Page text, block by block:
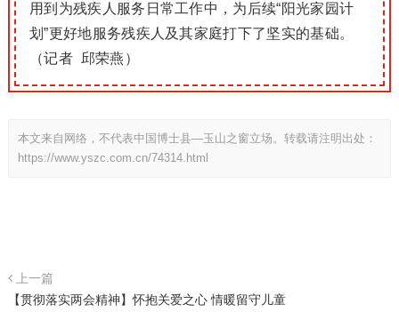
用到为残疾人服务日常工作中，为后续“阳光家园计
划”更好地服务残疾人及其家庭打下了坚实的基础。
（记者 邱荣燕）
本文来自网络，不代表中国博士县—玉山之窗立场。转载请注明出处：
https://www.yszc.com.cn/74314.html
上一篇
【贯彻落实两会精神】怀抱关爱之心 情暖留守儿童